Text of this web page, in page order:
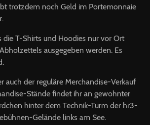
trotzdem noch Geld im Portemonnaie
die T-Shirts und Hoodies nur vor Ort
ausgegeben werden. Es
auch der reguläre Merchandise-Verkauf
Stände findet ihr an gewohnter
hinter dem Technik-Turm der hr3-
Gelände links am See.